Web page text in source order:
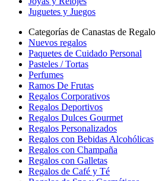
Juguetes y Juegos
Categorías de Canastas de Regalo
Nuevos regalos
Paquetes de Cuidado Personal
Pasteles / Tortas
Perfumes
Ramos De Frutas
Regalos Corporativos
Regalos Deportivos
Regalos Dulces Gourmet
Regalos Personalizados
Regalos con Bebidas Alcohólicas
Regalos con Champaña
Regalos con Galletas
Regalos de Café y Té